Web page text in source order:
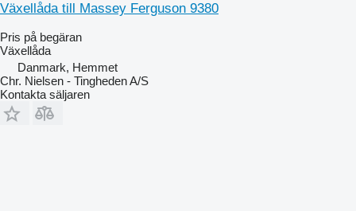
Växellåda till Massey Ferguson 9380
Pris på begäran
Växellåda
Danmark, Hemmet
Chr. Nielsen - Tingheden A/S
Kontakta säljaren